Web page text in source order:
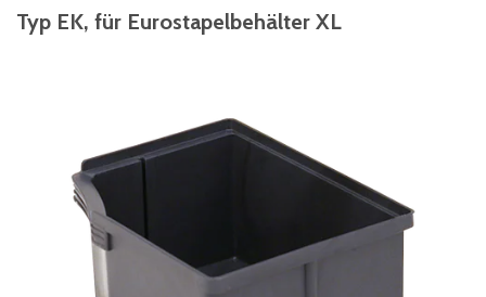
Typ EK, für Eurostapelbehälter XL